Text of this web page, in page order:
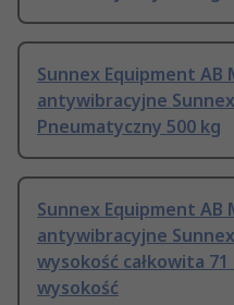
Sunnex Equipment AB
antywibracyjne
Pneumatyczny 500 kg
Sunnex Equipment AB
antywibracyjne
wysokość całkowita
wysokość